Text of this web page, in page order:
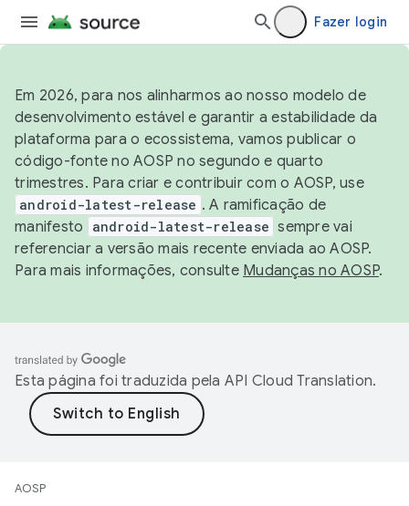
Fazer login
Em 2026, para nos alinharmos ao nosso modelo de
desenvolvimento estável e garantir a estabilidade da
plataforma para o ecossistema, vamos publicar o
código-fonte no AOSP no segundo e quarto
trimestres. Para criar e contribuir com o AOSP, use
android-latest-release . A ramificação de
manifesto
android-latest-release sempre vai
referenciar a versão mais recente enviada ao AOSP.
Para mais informações, consulte Mudanças no AOSP.
Esta página foi traduzida pela API Cloud Translation.
AOSP